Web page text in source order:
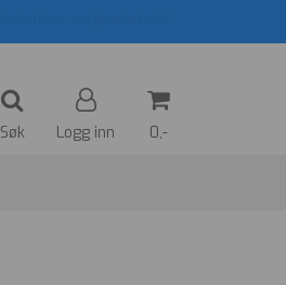
Søk Logg inn 0,-